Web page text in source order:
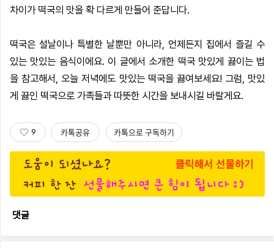
차이가 떡국의 맛을 확 다르게 만들어 준답니다.
떡국은 설날이나 특별한 날뿐만 아니라, 언제든지 집에서 즐길 수
있는 맛있는 음식이에요. 이 글에서 소개한 떡국 맛있게 끓이는 법
을 참고해서, 오늘 저녁에도 맛있는 떡국을 끓여보세요! 그럼, 맛있
게 끓인 떡국으로 가족들과 따뜻한 시간을 보내시길 바랄게요.
9 카톡공유 카톡으로 구독하기
댓글